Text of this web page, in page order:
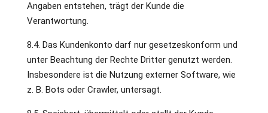
Angaben entstehen, trägt der Kunde die
Verantwortung.
8.4. Das Kundenkonto darf nur gesetzeskonform und
unter Beachtung der Rechte Dritter genutzt werden.
Insbesondere ist die Nutzung externer Software, wie
z. B. Bots oder Crawler, untersagt.